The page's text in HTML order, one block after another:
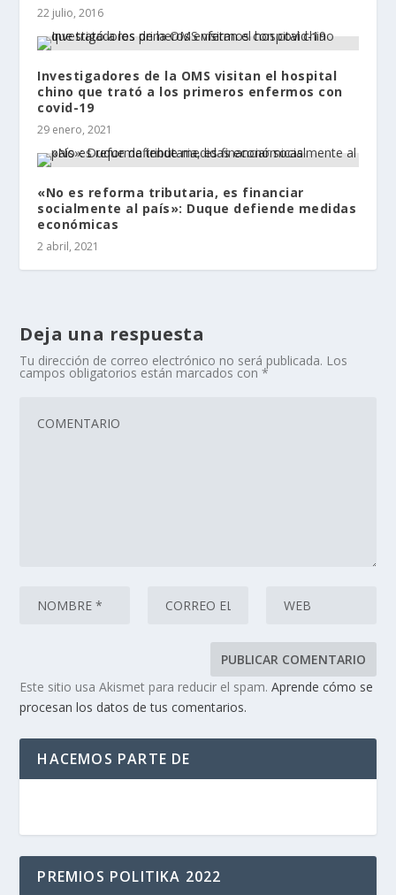
22 julio, 2016
Investigadores de la OMS visitan el hospital
chino que trató a los primeros enfermos con
covid-19
29 enero, 2021
«No es reforma tributaria, es financiar
socialmente al país»: Duque defiende medidas
económicas
2 abril, 2021
Deja una respuesta
Tu dirección de correo electrónico no será publicada. Los
campos obligatorios están marcados con*
Este sitio usa Akismet para reducir el spam.Aprende cómo se
procesan los datos de tus comentarios.
HACEMOS PARTE DE
PREMIOS POLITIKA 2022